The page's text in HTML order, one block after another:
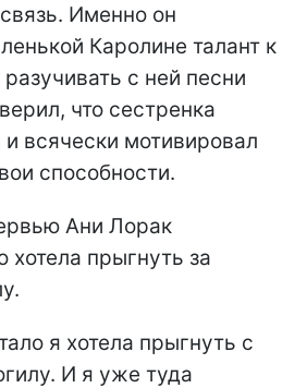
Именно он
Каролине талант к
с ней песни
что сестренка
и всячески мотивировал
способности.
Ани Лорак
хотела прыгнуть за
я хотела прыгнуть с
И я уже туда